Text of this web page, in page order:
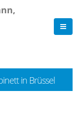
in Brüssel